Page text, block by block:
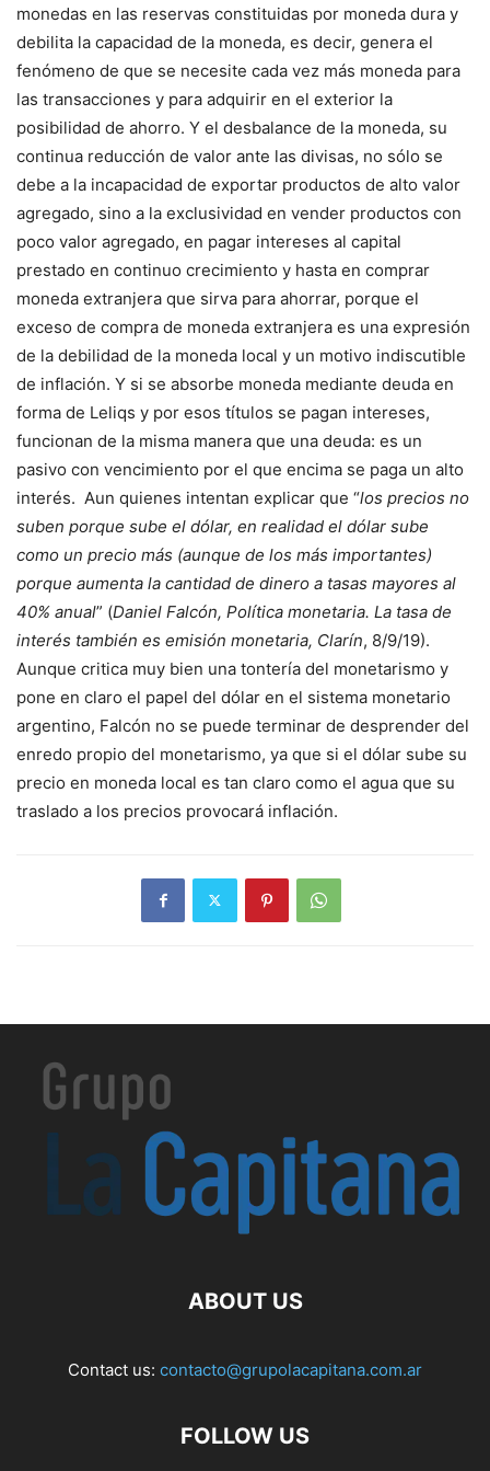
monedas en las reservas constituidas por moneda dura y
debilita la capacidad de la moneda, es decir, genera el
fenómeno de que se necesite cada vez más moneda para
las transacciones y para adquirir en el exterior la
posibilidad de ahorro. Y el desbalance de la moneda, su
continua reducción de valor ante las divisas, no sólo se
debe a la incapacidad de exportar productos de alto valor
agregado, sino a la exclusividad en vender productos con
poco valor agregado, en pagar intereses al capital
prestado en continuo crecimiento y hasta en comprar
moneda extranjera que sirva para ahorrar, porque el
exceso de compra de moneda extranjera es una expresión
de la debilidad de la moneda local y un motivo indiscutible
de inflación. Y si se absorbe moneda mediante deuda en
forma de Leliqs y por esos títulos se pagan intereses,
funcionan de la misma manera que una deuda: es un
pasivo con vencimiento por el que encima se paga un alto
interés. Aun quienes intentan explicar que “los precios no
suben porque sube el dólar, en realidad el dólar sube
como un precio más (aunque de los más importantes)
porque aumenta la cantidad de dinero a tasas mayores al
40% anual” (Daniel Falcón, Política monetaria. La tasa de
interés también es emisión monetaria, Clarín, 8/9/19).
Aunque critica muy bien una tontería del monetarismo y
pone en claro el papel del dólar en el sistema monetario
argentino, Falcón no se puede terminar de desprender del
enredo propio del monetarismo, ya que si el dólar sube su
precio en moneda local es tan claro como el agua que su
traslado a los precios provocará inflación.
ABOUT US
Contact us: contacto@grupolacapitana.com.ar
FOLLOW US